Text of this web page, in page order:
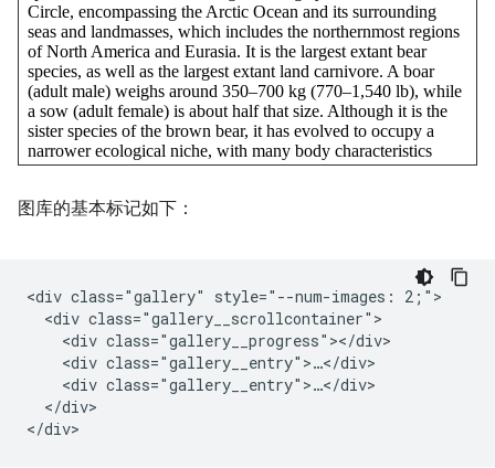
图库的基本标记如下：
<div class="gallery" style="--num-images: 2;">
  <div class="gallery__scrollcontainer">
    <div class="gallery__progress"></div>
    <div class="gallery__entry">…</div>
    <div class="gallery__entry">…</div>
  </div>